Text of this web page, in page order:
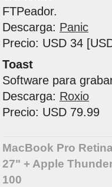
FTPeador.
Descarga: Panic
Precio: USD 34
Toast
Software para
Descarga: Roxio
Precio: USD 79.99
MacBook Pro
27" + Apple
100